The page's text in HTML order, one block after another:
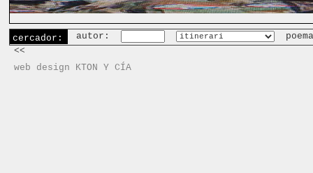
cercador: autor:
<<
web design KTON Y CÍA